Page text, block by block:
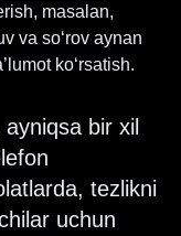
masalan,
va so‘rov aynan
ko‘rsatish.
bir xil
tezlikni
uchun